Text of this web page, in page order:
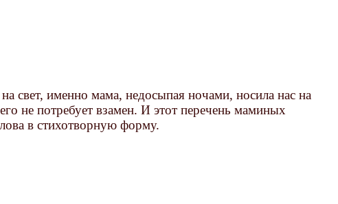
именно мама, недосыпая ночами, носила нас на
не потребует взамен. И этот перечень маминых
в стихотворную форму.